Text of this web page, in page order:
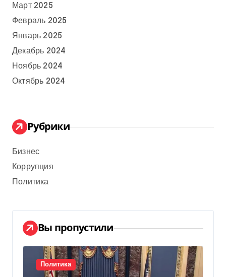
Март 2025
Февраль 2025
Январь 2025
Декабрь 2024
Ноябрь 2024
Октябрь 2024
Рубрики
Бизнес
Коррупция
Политика
Вы пропустили
Политика